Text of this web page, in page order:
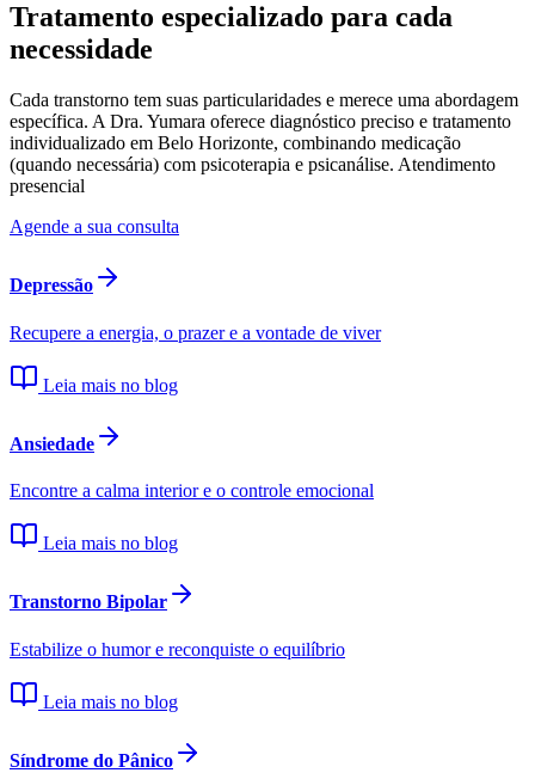
Tratamento especializado para cada
necessidade
Cada transtorno tem suas particularidades e merece uma abordagem
específica. A Dra. Yumara oferece diagnóstico preciso e tratamento
individualizado em Belo Horizonte, combinando medicação
(quando necessária) com psicoterapia e psicanálise. Atendimento
presencial
Agende a sua consulta
Depressão
Recupere a energia, o prazer e a vontade de viver
Leia mais no blog
Ansiedade
Encontre a calma interior e o controle emocional
Leia mais no blog
Transtorno Bipolar
Estabilize o humor e reconquiste o equilíbrio
Leia mais no blog
Síndrome do Pânico